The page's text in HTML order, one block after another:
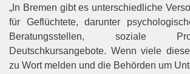
„In Bremen gibt es unterschiedliche
für Geflüchtete, darunter
Beratungsstellen, soziale
Deutschkursangebote. Wennviele
zu Wort melden und die Behörden um